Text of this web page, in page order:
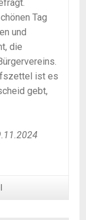
Tag
und
die
ist es
gebt,